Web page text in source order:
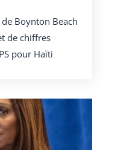
Boynton Beach
de chiffres
pour Haïti